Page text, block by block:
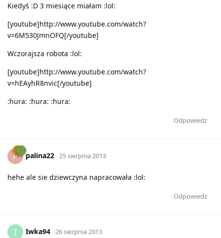
Kiedyś :D 3 miesiące miałam :lol:
[youtube]http://www.youtube.com/watch?
v=6M530JmnOFQ[/youtube]
Wczorajsza robota :lol:
[youtube]http://www.youtube.com/watch?
v=hEAyhR8nvic[/youtube]
:hura: :hura: :hura:
Odpowiedz
P palina22 25 sierpnia 2013
hehe ale sie dziewczyna napracowała :lol:
Odpowiedz
I Iwka94 26 sierpnia 2013